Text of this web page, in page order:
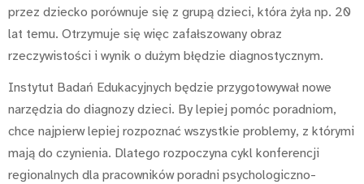
przez dziecko porównuje się z grupą dzieci, która żyła np. 20
lat temu. Otrzymuje się więc zafałszowany obraz
rzeczywistości i wynik o dużym błędzie diagnostycznym.
Instytut Badań Edukacyjnych będzie przygotowywał nowe
narzędzia do diagnozy dzieci. By lepiej pomóc poradniom,
chce najpierw lepiej rozpoznać wszystkie problemy, z którymi
mają do czynienia. Dlatego rozpoczyna cykl konferencji
regionalnych dla pracowników poradni psychologiczno-